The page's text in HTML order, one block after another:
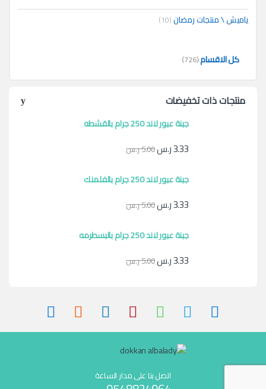
ياميش \ منتجات رمضان(10)
كل الاقسام(726)
منتجات ذات تخفيضات
جبنة عبور لاند 250 جرام بالقشطه
3.33ر.س5.00ر.س
جبنة عبور لاند 250 جرام بالفلمنك
3.33ر.س5.00ر.س
جبنة عبور لاند 250 جرام بالبسطرمه
3.33ر.س5.00ر.س
اتصل بنا على مدار الساعة